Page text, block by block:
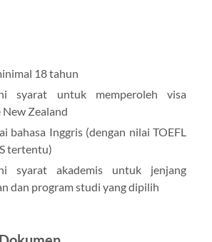
18 tahun
syarat untuk memperoleh visa
New Zealand
bahasa Inggris (dengan nilai TOEFL
tertentu)
syarat akademis untuk jenjang
dan program studi yang dipilih